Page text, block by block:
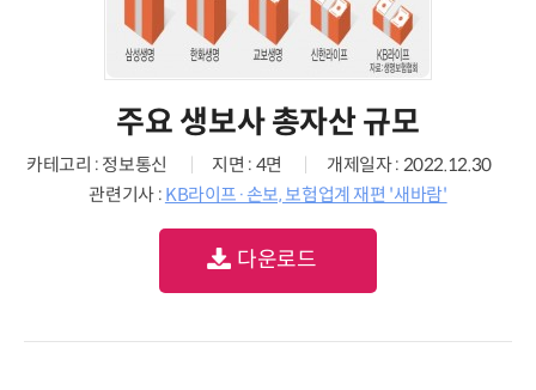
주요 생보사 총자산 규모
카테고리 : 정보통신 지면 : 4면
개제일자 : 2022.12.30
관련기사 : KB라이프·손보, 보험업계 재편 '새바람'
다운로드